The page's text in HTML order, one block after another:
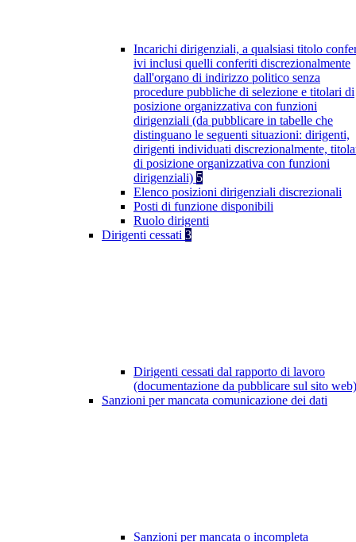
Incarichi dirigenziali, a qualsiasi titolo
ivi inclusi quelli conferiti discrezionalmente
dall'organo di indirizzo politico senza
procedure pubbliche di selezione e titolari di
posizione organizzativa con funzioni
dirigenziali (da pubblicare in tabelle che
distinguano le seguenti situazioni: dirigenti,
dirigenti individuati discrezionalmente,
di posizione organizzativa con funzioni
dirigenziali) 5
Elenco posizioni dirigenziali discrezionali
Posti di funzione disponibili
Ruolo dirigenti
Dirigenti cessati 3
Dirigenti cessati dal rapporto di lavoro
(documentazione da pubblicare sul sito
Sanzioni per mancata comunicazione dei dati
Sanzioni per mancata o incompleta